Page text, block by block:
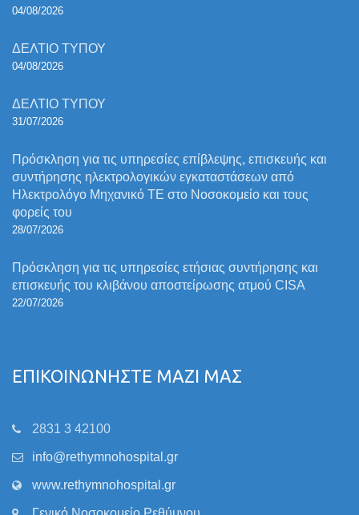
04/08/2026
ΔΕΛΤΙΟ ΤΥΠΟΥ
04/08/2026
ΔΕΛΤΙΟ ΤΥΠΟΥ
31/07/2026
Πρόσκληση για τις υπηρεσίες επίβλεψης, επισκευής και
συντήρησης ηλεκτρολογικών εγκαταστάσεων από
Ηλεκτρολόγο Μηχανικό ΤΕ στο Νοσοκομείο και τους
φορείς του
28/07/2026
Πρόσκληση για τις υπηρεσίες ετήσιας συντήρησης και
επισκευής του κλιβάνου αποστείρωσης ατμού CISA
22/07/2026
ΕΠΙΚΟΙΝΩΝΗΣΤΕ ΜΑΖΙ ΜΑΣ
2831 3 42100
info@rethymnohospital.gr
www.rethymnohospital.gr